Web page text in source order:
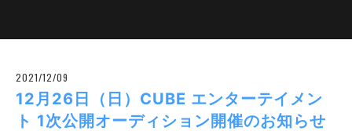
2021/12/09
12月26日（日）CUBE エンターテイメン
ト 1次公開オーディション開催のお知らせ